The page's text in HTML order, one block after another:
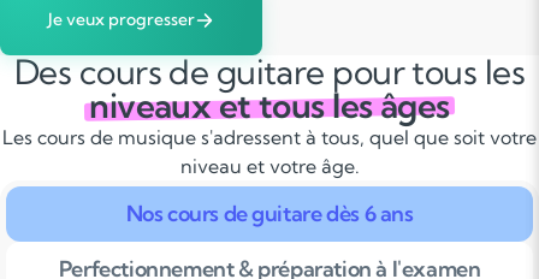
Je veux progresser
Des cours de guitare pour tous les
niveaux et tous les âges
Les cours de musique s'adressent à tous, quel que soit votre
niveau et votre âge.
Nos cours de guitare dès 6 ans
Perfectionnement & préparation à l'examen